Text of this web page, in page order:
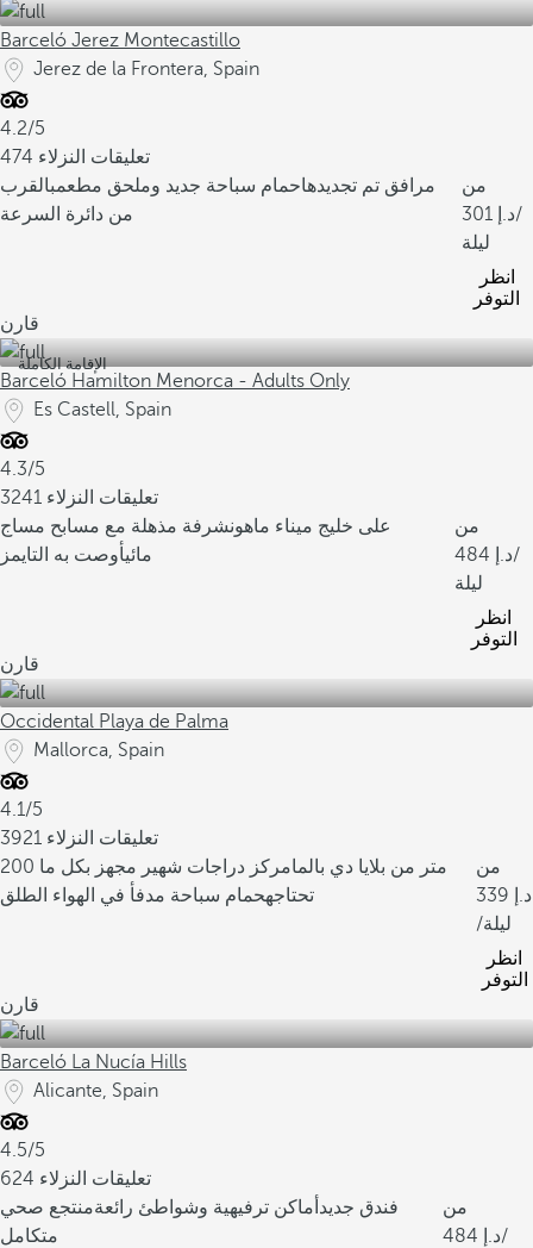
Barceló Jerez Montecastillo
Jerez de la Frontera, Spain
4.2/5
474 تعليقات النزلاء
مرافق تم تجديدهاحمام سباحة جديد وملحق مطعمبالقرب
من دائرة السرعة
من
301
/
ليلة
انظر
التوفر
قارن
الإقامة الكاملة
Barceló Hamilton Menorca - Adults Only
Es Castell, Spain
4.3/5
3241 تعليقات النزلاء
على خليج ميناء ماهونشرفة مذهلة مع مسابح مساج
مائيأوصت به التايمز
من
484
/
ليلة
انظر
التوفر
قارن
Occidental Playa de Palma
Mallorca, Spain
4.1/5
3921 تعليقات النزلاء
200 متر من بلايا دي بالمامركز دراجات شهير مجهز بكل ما
تحتاجهحمام سباحة مدفأ في الهواء الطلق
من
339
/ليلة
انظر
التوفر
قارن
Barceló La Nucía Hills
Alicante, Spain
4.5/5
624 تعليقات النزلاء
فندق جديد أماكن ترفيهية وشواطئ رائعةمنتجع صحي
متكامل
من
484
/